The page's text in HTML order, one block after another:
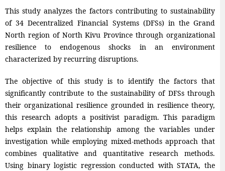
This study analyzes the factors contributing to sustainability
of 34 Decentralized Financial Systems (DFSs) in the Grand
North region of North Kivu Province through organizational
resilience to endogenous shocks in an environment
characterized by recurring disruptions.
The objective of this study is to identify the factors that
significantly contribute to the sustainability of DFSs through
their organizational resilience grounded in resilience theory,
this research adopts a positivist paradigm. This paradigm
helps explain the relationship among the variables under
investigation while employing mixed-methods approach that
combines qualitative and quantitative research methods.
Using binary logistic regression conducted with STATA, the